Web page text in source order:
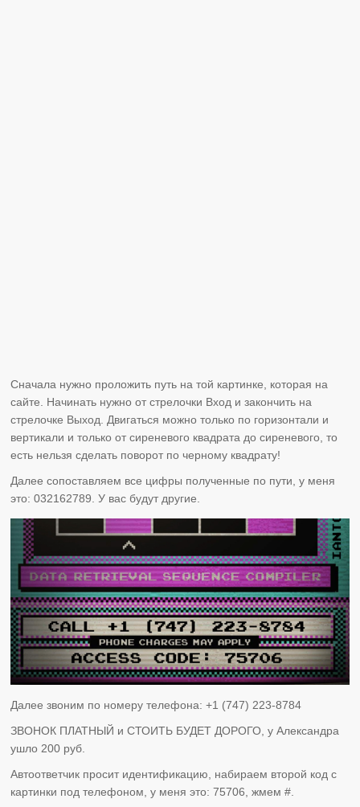
Сначала нужно проложить путь на той картинке, которая на
сайте. Начинать нужно от стрелочки Вход и закончить на
стрелочке Выход. Двигаться можно только по горизонтали и
вертикали и только от сиреневого квадрата до сиреневого, то
есть нельзя сделать поворот по черному квадрату!
Далее сопоставляем все цифры полученные по пути, у меня
это: 032162789. У вас будут другие.
Далее звоним по номеру телефона: +1 (747) 223-8784
ЗВОНОК ПЛАТНЫЙ и СТОИТЬ БУДЕТ ДОРОГО, у Александра
ушло 200 руб.
Автоответчик просит идентификацию, набираем второй код с
картинки под телефоном, у меня это: 75706, жмем #.